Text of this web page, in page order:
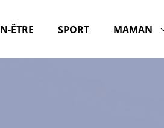
ÊTRE SPORT MAMAN